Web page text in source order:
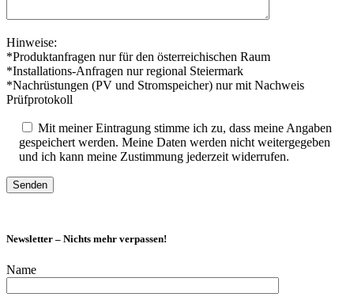
Hinweise:
*Produktanfragen nur für den österreichischen Raum
*Installations-Anfragen nur regional Steiermark
*Nachrüstungen (PV und Stromspeicher) nur mit Nachweis
Prüfprotokoll
Mit meiner Eintragung stimme ich zu, dass meine Angaben
gespeichert werden. Meine Daten werden nicht weitergegeben
und ich kann meine Zustimmung jederzeit widerrufen.
Newsletter – Nichts mehr verpassen!
Name